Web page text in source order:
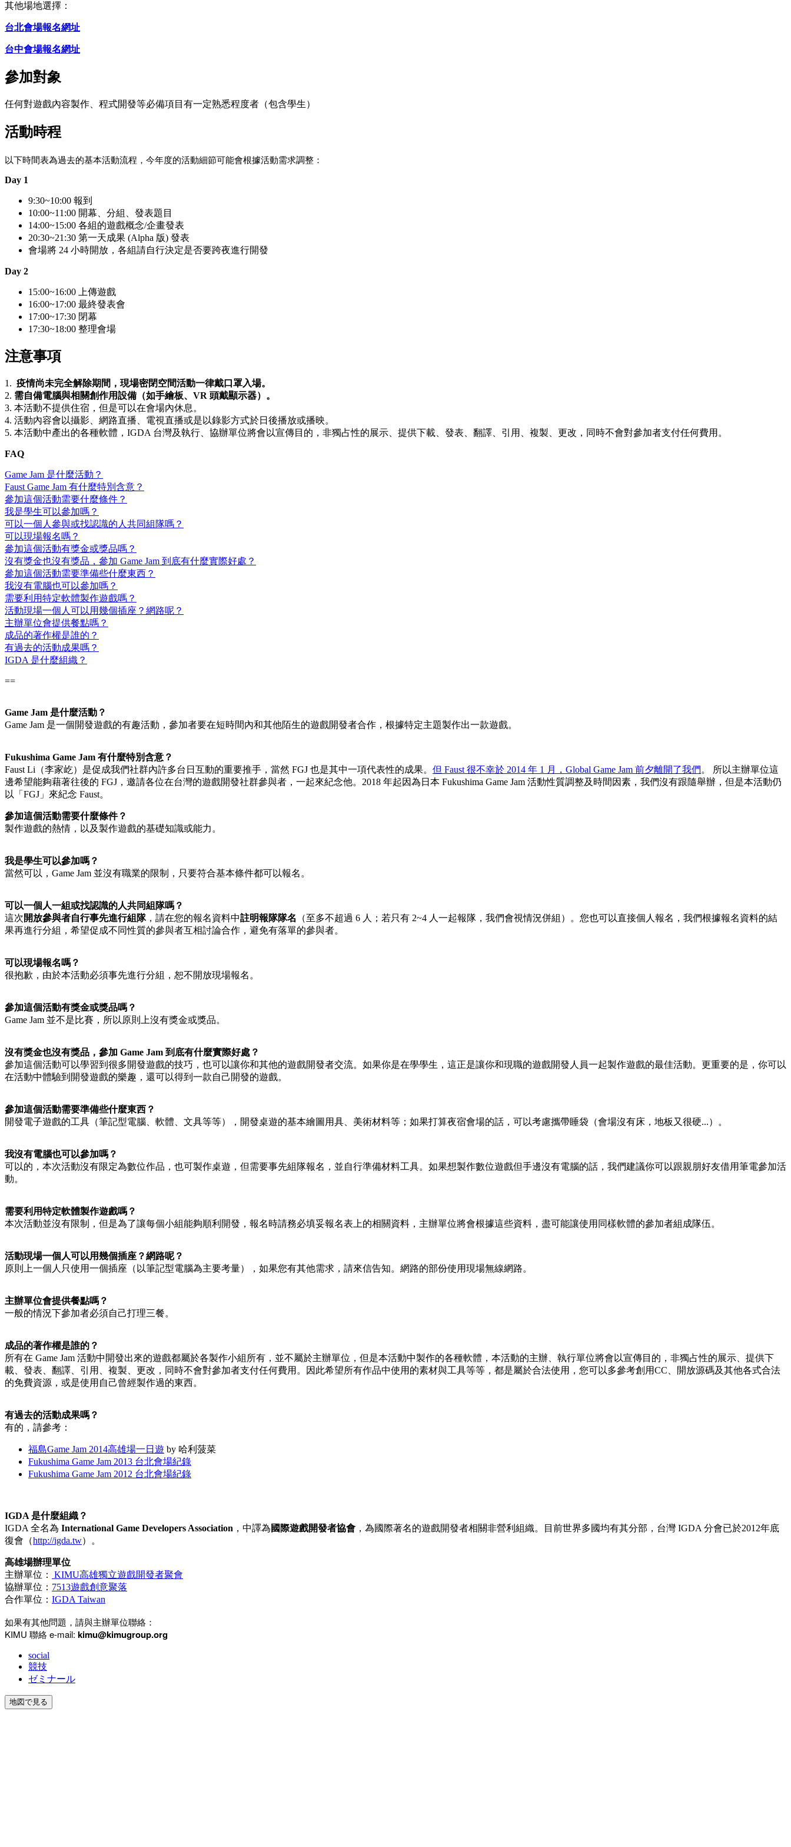
其他場地選擇：
台北會場報名網址
台中會場報名網址
參加對象
任何對遊戲內容製作、程式開發等必備項目有一定熟悉程度者（包含學生）
活動時程
以下時間表為過去的基本活動流程，今年度的活動細節可能會根據活動需求調整：
Day 1
9:30~10:00 報到
10:00~11:00 開幕、分組、發表題目
14:00~15:00 各組的遊戲概念/企畫發表
20:30~21:30 第一天成果 (Alpha 版) 發表
會場將 24 小時開放，各組請自行決定是否要跨夜進行開發
Day 2
15:00~16:00 上傳遊戲
16:00~17:00 最終發表會
17:00~17:30 閉幕
17:30~18:00 整理會場
注意事項
1. 疫情尚未完全解除期間，現場密閉空間活動一律戴口罩入場。
2. 需自備電腦與相關創作用設備 （如手繪板、VR 頭戴顯示器）。
3. 本活動不提供住宿，但是可以在會場內休息。
4. 活動內容會以攝影、網路直播、電視直播或是以錄影方式於日後播放或播映。
5. 本活動中產出的各種軟體，IGDA 台灣及執行、協辦單位將會以宣傳目的，非獨占性的展示、提供下載、發表、翻譯、引用、複製、更改，同時不會對參加者支付任何費用。
FAQ
Game Jam 是什麼活動？
Faust Game Jam 有什麼特別含意？
參加這個活動需要什麼條件？
我是學生可以參加嗎？
可以一個人參與或找認識的人共同組隊嗎？
可以現場報名嗎？
參加這個活動有獎金或獎品嗎？
沒有獎金也沒有獎品，參加 Game Jam 到底有什麼實際好處？
參加這個活動需要準備些什麼東西？
我沒有電腦也可以參加嗎？
需要利用特定軟體製作遊戲嗎？
活動現場一個人可以用幾個插座？網路呢？
主辦單位會提供餐點嗎？
成品的著作權是誰的？
有過去的活動成果嗎？
IGDA 是什麼組織？
==
Game Jam 是什麼活動？
Game Jam 是一個開發遊戲的有趣活動，參加者要在短時間內和其他陌生的遊戲開發者合作，根據特定主題製作出一款遊戲。
Fukushima Game Jam 有什麼特別含意？
Faust Li（李家屹）是促成我們社群內許多台日互動的重要推手，當然 FGJ 也是其中一項代表性的成果。 但 Faust 很不幸於 2014 年 1 月，Global Game Jam 前夕離開了我們 。 所以主辦單位這
邊希望能夠藉著往後的 FGJ，邀請各位在台灣的遊戲開發社群參與者，一起來紀念他。2018 年起因為日本 Fukushima Game Jam 活動性質調整及時間因素，我們沒有跟隨舉辦，但是本活動仍
以「FGJ」來紀念 Faust。
參加這個活動需要什麼條件？
製作遊戲的熱情，以及製作遊戲的基礎知識或能力。
我是學生可以參加嗎？
當然可以，Game Jam 並沒有職業的限制，只要符合基本條件都可以報名。
可以一個人一組或找認識的人共同組隊嗎？
這次開放參與者自行事先進行組隊，請在您的報名資料中註明報隊隊名
（至多不超過 6 人；若只有 2~4 人一起報隊，我們會視情況併組）。您也可以直接個人報名，我們根據報名資料的結
果再進行分組，希望促成不同性質的參與者互相討論合作，避免有落單的參與者。
可以現場報名嗎？
很抱歉，由於本活動必須事先進行分組，恕不開放現場報名。
參加這個活動有獎金或獎品嗎？
Game Jam 並不是比賽，所以原則上沒有獎金或獎品。
沒有獎金也沒有獎品，參加 Game Jam 到底有什麼實際好處？
參加這個活動可以學習到很多開發遊戲的技巧，也可以讓你和其他的遊戲開發者交流。如果你是在學學生，這正是讓你和現職的遊戲開發人員一起製作遊戲的最佳活動。更重要的是，你可以
在活動中體驗到開發遊戲的樂趣，還可以得到一款自己開發的遊戲。
參加這個活動需要準備些什麼東西？
開發電子遊戲的工具（筆記型電腦、軟體、文具等等），開發桌遊的基本繪圖用具、美術材料等；如果打算夜宿會場的話，可以考慮攜帶睡袋（會場沒有床，地板又很硬...）。
我沒有電腦也可以參加嗎？
可以的，本次活動沒有限定為數位作品，也可製作桌遊，但需要事先組隊報名，並自行準備材料工具。如果想製作數位遊戲但手邊沒有電腦的話，我們建議你可以跟親朋好友借用筆電參加活
動。
需要利用特定軟體製作遊戲嗎？
本次活動並沒有限制，但是為了讓每個小組能夠順利開發，報名時請務必填妥報名表上的相關資料，主辦單位將會根據這些資料，盡可能讓使用同樣軟體的參加者組成隊伍。
活動現場一個人可以用幾個插座？網路呢？
原則上一個人只使用一個插座（以筆記型電腦為主要考量），如果您有其他需求，請來信告知。網路的部份使用現場無線網路。
主辦單位會提供餐點嗎？
一般的情況下參加者必須自己打理三餐。
成品的著作權是誰的？
所有在 Game Jam 活動中開發出來的遊戲都屬於各製作小組所有，並不屬於主辦單位，但是本活動中製作的各種軟體，本活動的主辦、執行單位將會以宣傳目的，非獨占性的展示、提供下
載、發表、翻譯、引用、複製、更改，同時不會對參加者支付任何費用。因此希望所有作品中使用的素材與工具等等，都是屬於合法使用，您可以多參考創用CC、開放源碼及其他各式合法
的免費資源，或是使用自己曾經製作過的東西。
有過去的活動成果嗎？
有的，請參考：
福島Game Jam 2014高雄場一日遊 by 哈利菠菜
Fukushima Game Jam 2013 台北會場紀錄
Fukushima Game Jam 2012 台北會場紀錄
IGDA 是什麼組織？
IGDA 全名為 International Game Developers Association ，中譯為 國際遊戲開發者協會 ，為國際著名的遊戲開發者相關非營利組織。目前世界多國均有其分部，台灣 IGDA 分會已於2012年底
復會（http://igda.tw）。
高雄場辦理單位
主辦單位：
KIMU高雄獨立遊戲開發者聚會
協辦單位： 7513遊戲創意聚落
合作單位： IGDA Taiwan
如果有其他問題，請與主辦單位聯絡：
KIMU 聯絡 e-mail: kimu@kimugroup.org
social
競技
ゼミナール
地図で見る